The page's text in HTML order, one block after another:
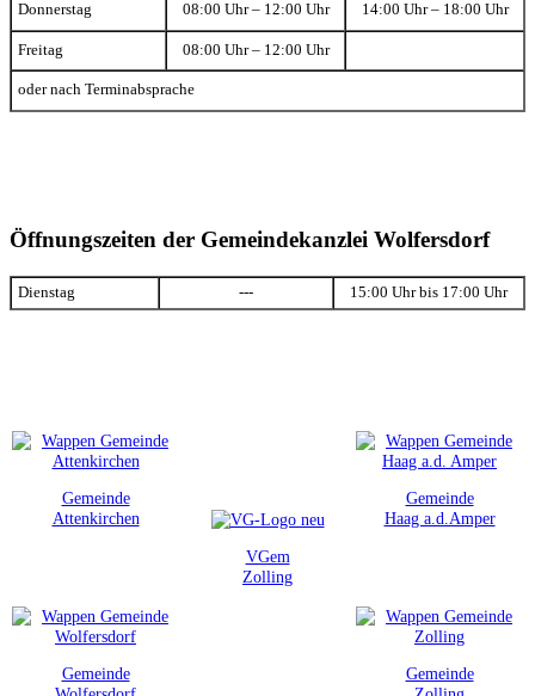
Donnerstag 08:00 Uhr – 12:00 Uhr 14:00 Uhr – 18:00 Uhr
Freitag 08:00 Uhr – 12:00 Uhr
oder nach Terminabsprache
Öffnungszeiten der Gemeindekanzlei Wolfersdorf
Dienstag --- 15:00 Uhr bis 17:00 Uhr
Gemeinde
Attenkirchen
VGem
Zolling
Gemeinde
Haag a.d.Amper
Gemeinde
Gemeinde